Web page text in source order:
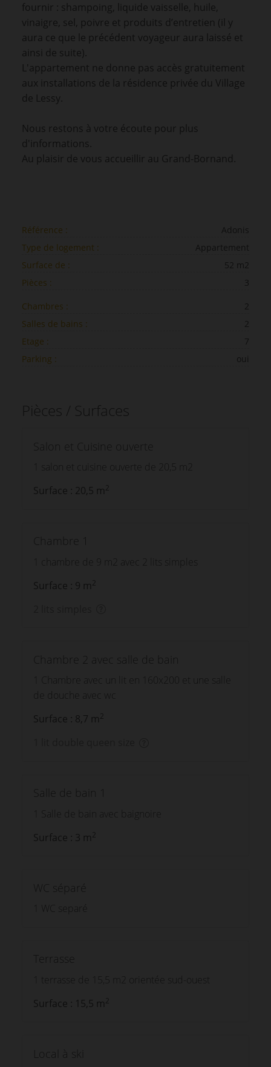
fournir : shampoing, liquide vaisselle, huile,
vinaigre, sel, poivre et produits d’entretien (il y
aura ce que le précédent voyageur aura laissé et
ainsi de suite).
L'appartement ne donne pas accès gratuitement
aux installations de la résidence privée du Village
de Lessy.
Nous restons à votre écoute pour plus
d'informations.
Au plaisir de vous accueillir au Grand-Bornand.
Référence :
Adonis
Type de logement :
Appartement
Surface de :
52 m2
Pièces :
3
Chambres :
2
Salles de bains :
2
Etage :
7
Parking :
oui
Pièces / Surfaces
Salon et Cuisine ouverte
1 salon et cuisine ouverte de 20,5 m2
Surface : 20,5 m2
Chambre 1
1 chambre de 9 m2 avec 2 lits simples
Surface : 9 m2
Chambre 2 avec salle de bain
1 Chambre avec un lit en 160x200 et une salle
de douche avec wc
Surface : 8,7 m2
Salle de bain 1
1 Salle de bain avec baignoire
Surface : 3 m2
WC séparé
1 WC separé
Terrasse
1 terrasse de 15,5 m2 orientée sud-ouest
Surface : 15,5 m2
Local à ski